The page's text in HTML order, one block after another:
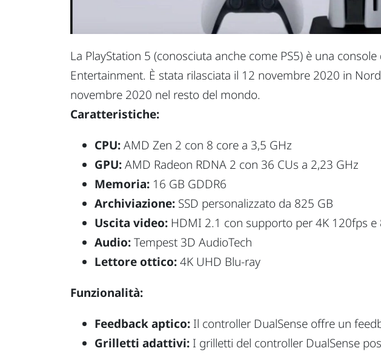
La PlayStation 5 (conosciuta anche come PS5) è una
Entertainment. È stata rilasciata il 12 novembre 2020 in
novembre 2020 nel resto del mondo.
Caratteristiche:
CPU:AMD Zen 2 con 8 core a 3,5 GHz
GPU:AMD Radeon RDNA 2 con 36 CUs a 2,23 GHz
Memoria: 16 GB GDDR6
Archiviazione: SSD personalizzato da 825 GB
Uscita video: HDMI 2.1 con supporto per 4K 120fps e
Audio:Tempest 3D AudioTech
Lettore ottico:4K UHD Blu-ray
Funzionalità:
Feedback aptico: Il controller DualSense offre un
Grilletti adattivi: I grilletti del controller DualSense